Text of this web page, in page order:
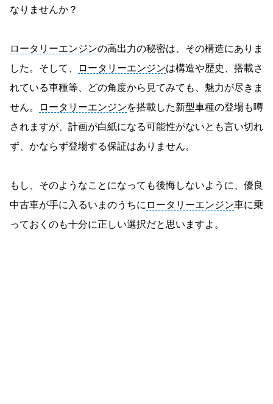
なりませんか？
ロータリーエンジンの高出力の秘密は、その構造にありま
した。そして、
ロータリーエンジンは構造や歴史、搭載さ
れている車種等、どの角度から見てみても、魅力が尽きま
せん。
ロータリーエンジンを搭載した新型車種の登場も噂
されますが、計画が白紙になる可能性がないとも言い切れ
ず、かならず登場する保証はありません。
もし、そのようなことになっても後悔しないように、優良
中古車が手に入るいまのうちに ロータリーエンジン車に乗
っておくのも十分に正しい選択だと思いますよ。